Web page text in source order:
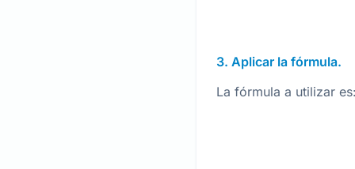
3. Aplicar la fórmula.
La fórmula a utilizar es: